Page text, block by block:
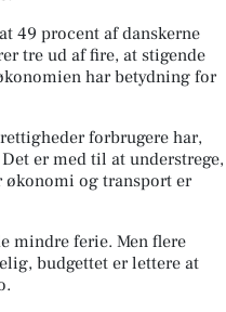
49 procent af danskerne
tre ud af fire, at stigende
har betydning for
forbrugere har,
er med til at understrege,
økonomi og transport er
mindre ferie. Men flere
budgettet er lettere at